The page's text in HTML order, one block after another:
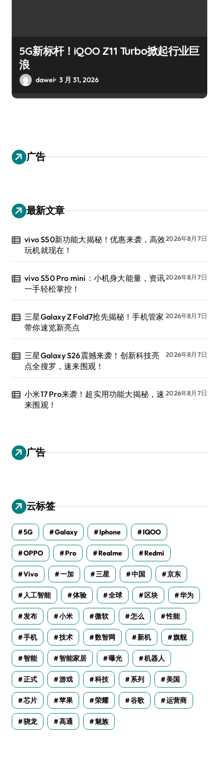
5G新标杆！iQOO Z11 Turbo掀起行业巨
浪
dawei 3 月 31, 2026
广告
最新文章
vivo S50新功能大揭秘！优惠来袭，高效
玩机就现在！
2026年8月7日
vivo S50 Pro mini：小机身大能量，资讯
一手轻松掌控！
2026年8月7日
三星Galaxy Z Fold7抢先揭秘！手机管家
带你速览新亮点
2026年8月7日
三星Galaxy S26震撼来袭！创新科技亮
点全搜罗，速来围观！
2026年8月7日
小米17 Pro来袭！超实用功能大揭秘，速
来围观！
2026年8月7日
广告
云标签
5G Galaxy Iphone IQOO
OPPO Pro Realme Redmi
Vivo 一加 三星 中国 京东
人工智能 体验 全球 区块 华为
发布 小米 微软 怎么 性能
手机 技术 数智网 新机 旗舰
智能 智能家居 曝光 机器人
正式 游戏 科技 系列 美国
芯片 苹果 荣耀 谷歌 运营商
骁龙 高通 魅族